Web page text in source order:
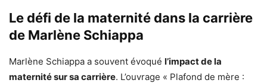
Le défi de la maternité dans la carrière
de Marlène Schiappa
Marlène Schiappa a souvent évoqué l’impact de la
maternité sur sa carrière. L’ouvrage « Plafond de mère :